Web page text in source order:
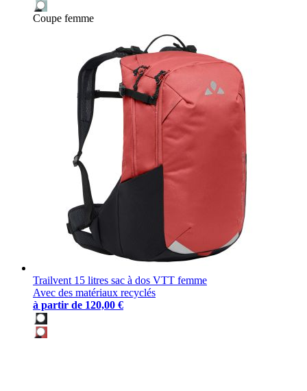
Coupe femme
Trailvent 15 litres sac à dos VTT femme
Avec des matériaux recyclés
à partir de 120,00 €